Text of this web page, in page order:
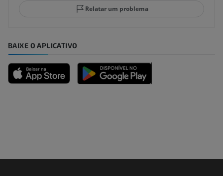
Relatar um problema
BAIXE O APLICATIVO